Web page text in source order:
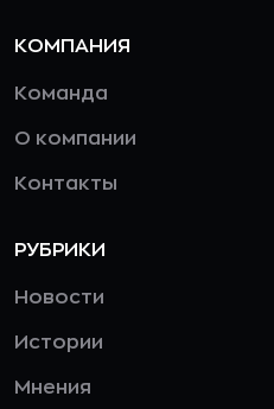
КОМПАНИЯ
Команда
О компании
Контакты
РУБРИКИ
Новости
Истории
Мнения